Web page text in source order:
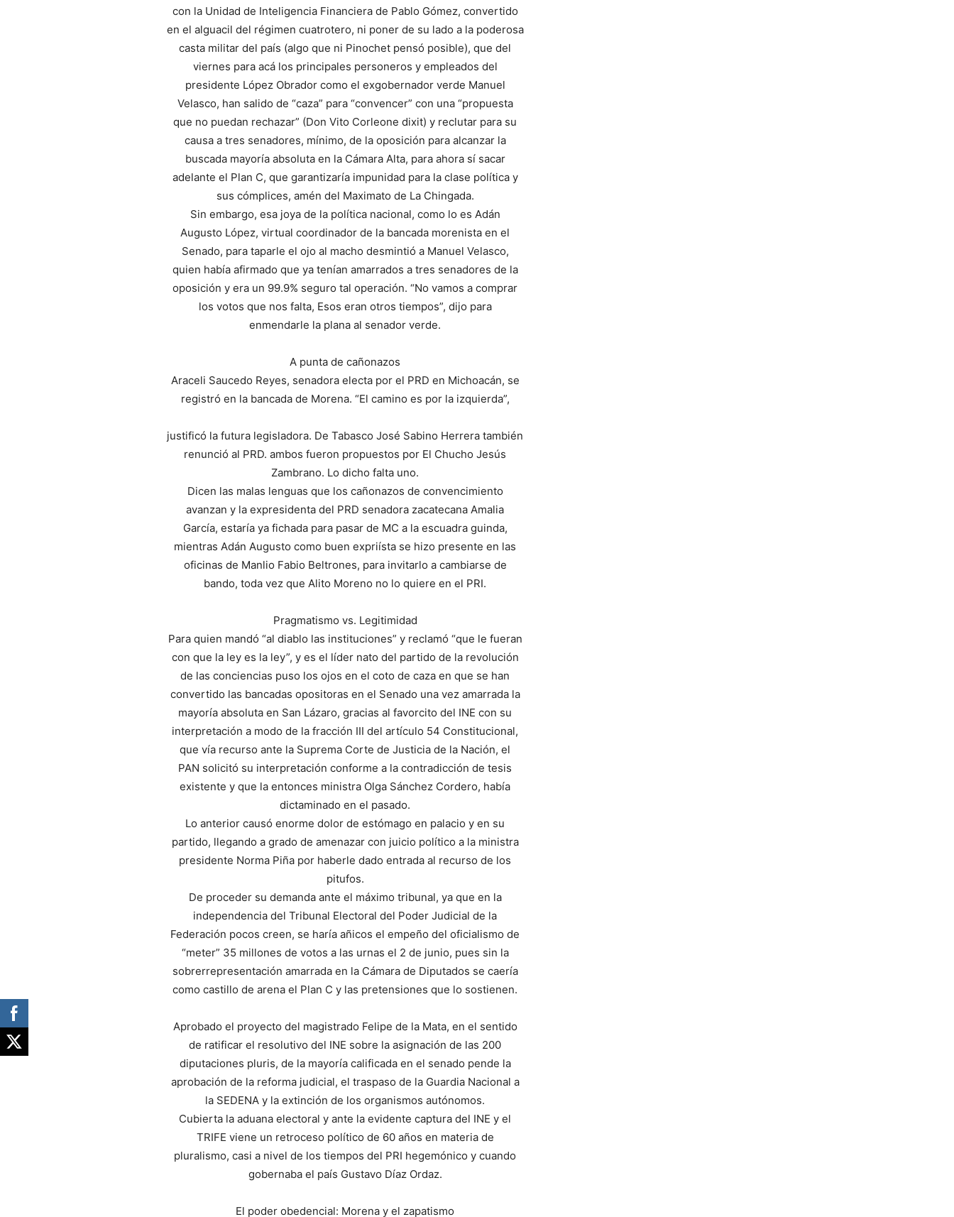
con la Unidad de Inteligencia Financiera de Pablo Gómez, convertido
en el alguacil del régimen cuatrotero, ni poner de su lado a la poderosa
casta militar del país (algo que ni Pinochet pensó posible), que del
viernes para acá los principales personeros y empleados del
presidente López Obrador como el exgobernador verde Manuel
Velasco, han salido de “caza” para “convencer” con una “propuesta
que no puedan rechazar” (Don Vito Corleone dixit) y reclutar para su
causa a tres senadores, mínimo, de la oposición para alcanzar la
buscada mayoría absoluta en la Cámara Alta, para ahora sí sacar
adelante el Plan C, que garantizaría impunidad para la clase política y
sus cómplices, amén del Maximato de La Chingada.
Sin embargo, esa joya de la política nacional, como lo es Adán
Augusto López, virtual coordinador de la bancada morenista en el
Senado, para taparle el ojo al macho desmintió a Manuel Velasco,
quien había afirmado que ya tenían amarrados a tres senadores de la
oposición y era un 99.9% seguro tal operación. “No vamos a comprar
los votos que nos falta, Esos eran otros tiempos”, dijo para
enmendarle la plana al senador verde.
A punta de cañonazos
Araceli Saucedo Reyes, senadora electa por el PRD en Michoacán, se
registró en la bancada de Morena. “El camino es por la izquierda”,
justificó la futura legisladora. De Tabasco José Sabino Herrera también
renunció al PRD. ambos fueron propuestos por El Chucho Jesús
Zambrano. Lo dicho falta uno.
Dicen las malas lenguas que los cañonazos de convencimiento
avanzan y la expresidenta del PRD senadora zacatecana Amalia
García, estaría ya fichada para pasar de MC a la escuadra guinda,
mientras Adán Augusto como buen expriísta se hizo presente en las
oficinas de Manlio Fabio Beltrones, para invitarlo a cambiarse de
bando, toda vez que Alito Moreno no lo quiere en el PRI.
Pragmatismo vs. Legitimidad
Para quien mandó “al diablo las instituciones” y reclamó “que le fueran
con que la ley es la ley”, y es el líder nato del partido de la revolución
de las conciencias puso los ojos en el coto de caza en que se han
convertido las bancadas opositoras en el Senado una vez amarrada la
mayoría absoluta en San Lázaro, gracias al favorcito del INE con su
interpretación a modo de la fracción III del artículo 54 Constitucional,
que vía recurso ante la Suprema Corte de Justicia de la Nación, el
PAN solicitó su interpretación conforme a la contradicción de tesis
existente y que la entonces ministra Olga Sánchez Cordero, había
dictaminado en el pasado.
Lo anterior causó enorme dolor de estómago en palacio y en su
partido, llegando a grado de amenazar con juicio político a la ministra
presidente Norma Piña por haberle dado entrada al recurso de los
pitufos.
De proceder su demanda ante el máximo tribunal, ya que en la
independencia del Tribunal Electoral del Poder Judicial de la
Federación pocos creen, se haría añicos el empeño del oficialismo de
“meter” 35 millones de votos a las urnas el 2 de junio, pues sin la
sobrerrepresentación amarrada en la Cámara de Diputados se caería
como castillo de arena el Plan C y las pretensiones que lo sostienen.
Aprobado el proyecto del magistrado Felipe de la Mata, en el sentido
de ratificar el resolutivo del INE sobre la asignación de las 200
diputaciones pluris, de la mayoría calificada en el senado pende la
aprobación de la reforma judicial, el traspaso de la Guardia Nacional a
la SEDENA y la extinción de los organismos autónomos.
Cubierta la aduana electoral y ante la evidente captura del INE y el
TRIFE viene un retroceso político de 60 años en materia de
pluralismo, casi a nivel de los tiempos del PRI hegemónico y cuando
gobernaba el país Gustavo Díaz Ordaz.
El poder obedencial: Morena y el zapatismo